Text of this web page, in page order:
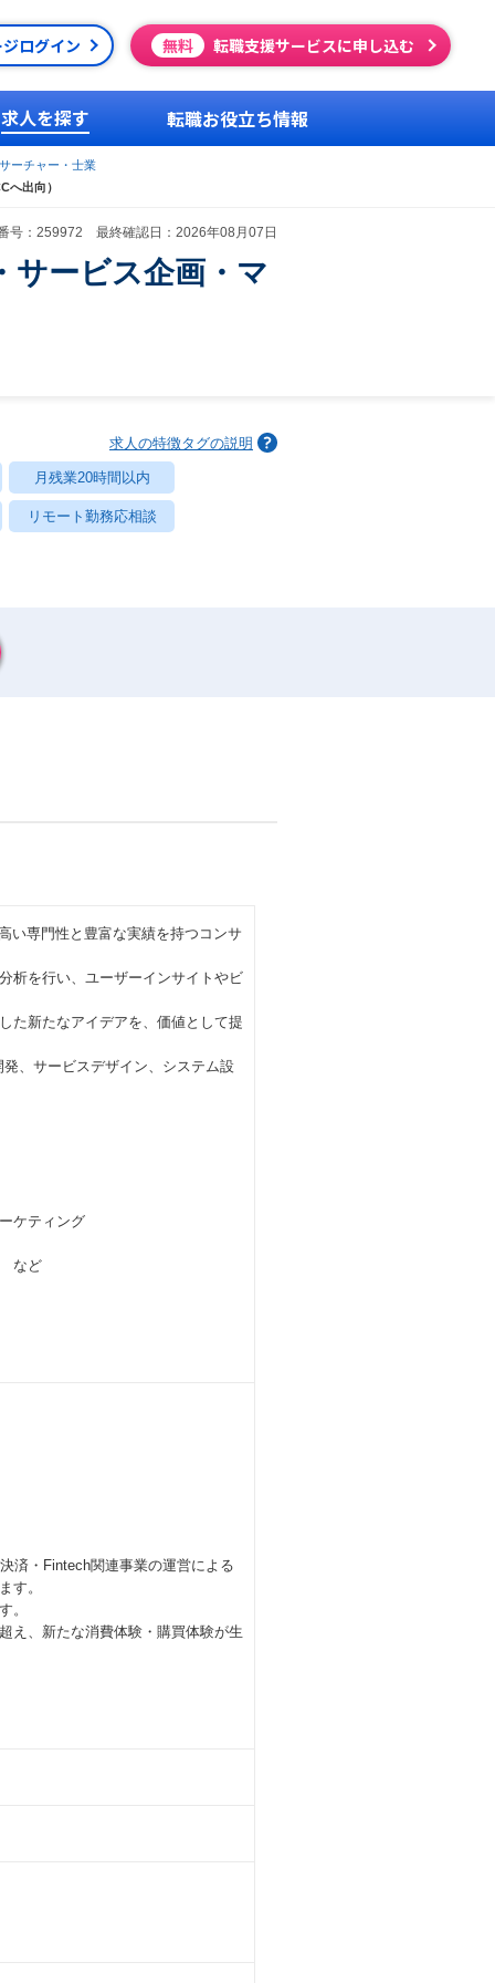
ログイン 無料 転職支援サービスに申し込む
求人を探す 転職お役立ち情報
ーチャー・士業
出向）
号：259972 最終確認日：2026年08月07日
ービス企画・マ
求人の特徴タグの説明
月残業20時間以内
リモート勤務応相談
い専門性と豊富な実績を持つコンサ
析を行い、ユーザーインサイトやビ
た新たなアイデアを、価値として提
、サービスデザイン、システム設
ケティング
など
済・Fintech関連事業の運営による
す。
。
え、新たな消費体験・購買体験が生